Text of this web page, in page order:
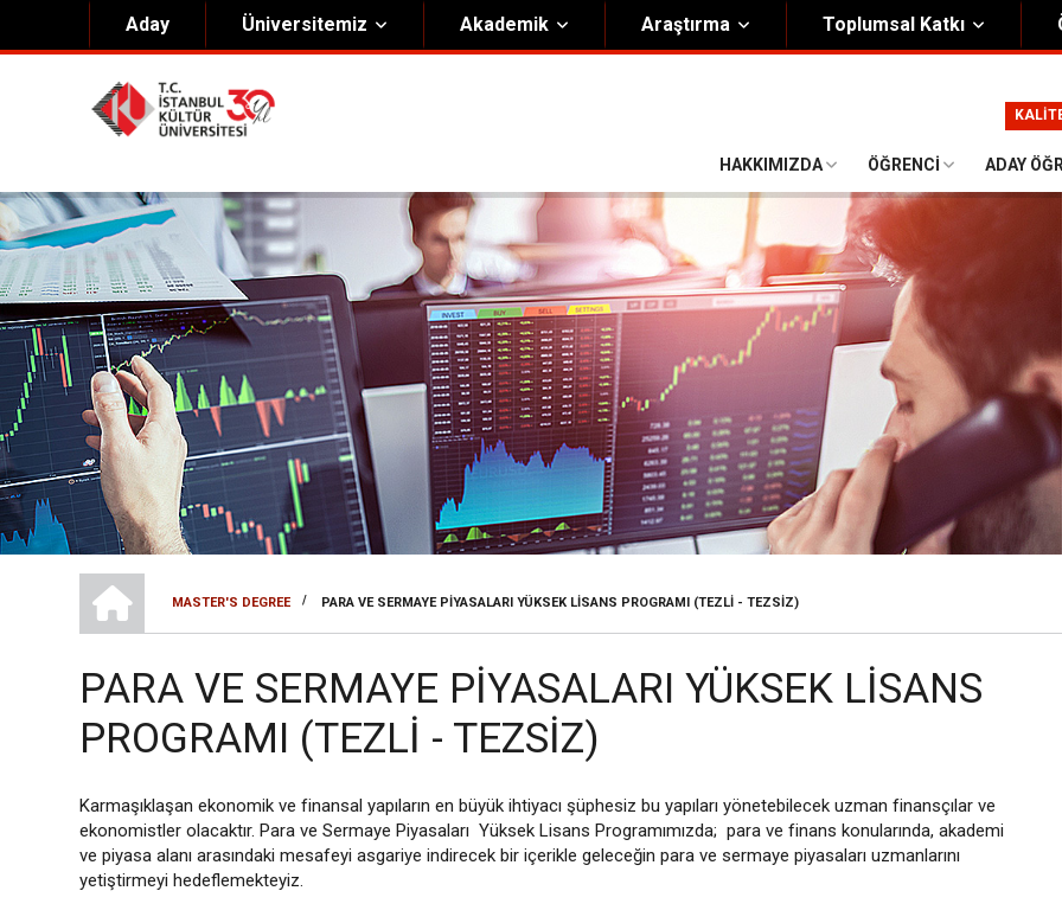
Aday Üniversitemiz
Hakkımızda
Genel Bilgiler
Misyon & Vizyon
Kültür Koleji Vakfı ( KEV )
Akıngüç Ödülü
İKÜ Ödülleri
İdari Birimler
Mevzuat
Onursal Doktora
Rektörlük
Organizasyon Şeması
Stratejik Plan
Eğiticinin Eğitimi Programı
Bilgi Güvenliği
Politikalar
Akademik Araştırma Toplumsal Katkı
HAKKIMIZDA ÖĞRENCI ADAY
SAYFA
YOLU
MASTER'S DEGREE
/ PARA VE SERMAYE PIYASALARI YÜKSEK LISANS PROGRAMI (TEZLI - TEZSIZ)
PARA VE SERMAYE PIYASALARI YÜKSEK LISANS
PROGRAMI (TEZLI - TEZSIZ)
Karmaşıklaşan ekonomik ve finansal yapıların en büyük ihtiyacı şüphesiz bu yapıları yönetebilecek uzman finansçılar ve
ekonomistler olacaktır. Para ve Sermaye Piyasaları Yüksek Lisans Programımızda; para ve finans konularında, akademi
ve piyasa alanı arasındaki mesafeyi asgariye indirecek bir içerikle geleceğin para ve sermaye piyasaları uzmanlarını
yetiştirmeyi hedeflemekteyiz.